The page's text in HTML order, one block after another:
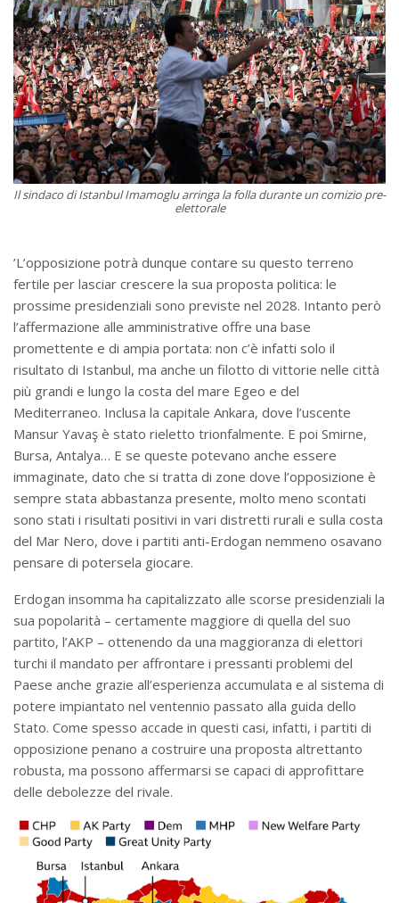
Il sindaco di Istanbul Imamoglu arringa la folla durante un comizio pre-
elettorale
’L’opposizione potrà dunque contare su questo terreno
fertile per lasciar crescere la sua proposta politica: le
prossime presidenziali sono previste nel 2028. Intanto però
l’affermazione alle amministrative offre una base
promettente e di ampia portata: non c’è infatti solo il
risultato di Istanbul, ma anche un filotto di vittorie nelle città
più grandi e lungo la costa del mare Egeo e del
Mediterraneo. Inclusa la capitale Ankara, dove l’uscente
Mansur Yavaş è stato rieletto trionfalmente. E poi Smirne,
Bursa, Antalya… E se queste potevano anche essere
immaginate, dato che si tratta di zone dove l’opposizione è
sempre stata abbastanza presente, molto meno scontati
sono stati i risultati positivi in vari distretti rurali e sulla costa
del Mar Nero, dove i partiti anti-Erdogan nemmeno osavano
pensare di potersela giocare.
Erdogan insomma ha capitalizzato alle scorse presidenziali la
sua popolarità – certamente maggiore di quella del suo
partito, l’AKP – ottenendo da una maggioranza di elettori
turchi il mandato per affrontare i pressanti problemi del
Paese anche grazie all’esperienza accumulata e al sistema di
potere impiantato nel ventennio passato alla guida dello
Stato. Come spesso accade in questi casi, infatti, i partiti di
opposizione penano a costruire una proposta altrettanto
robusta, ma possono affermarsi se capaci di approfittare
delle debolezze del rivale.